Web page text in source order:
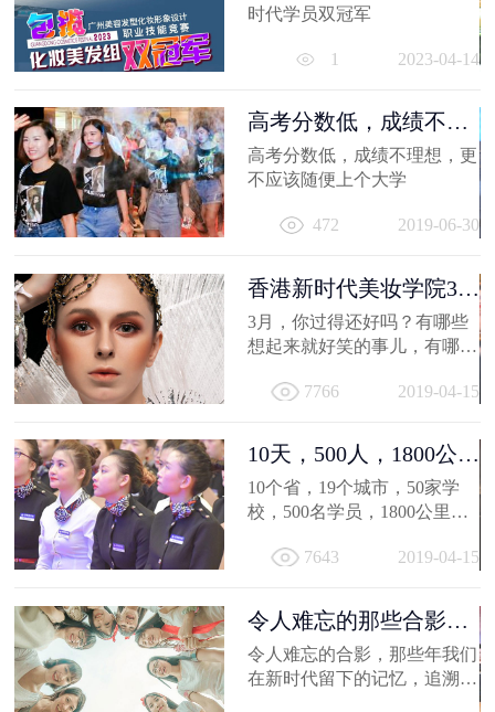
时代学员双冠军
1 2023-04-14
高考分数低，成绩不理
想，更不应...
高考分数低，成绩不理想，更
不应该随便上个大学
472 2019-06-30
香港新时代美妆学院3月
作品选，...
3月，你过得还好吗？有哪些
想起来就好笑的事儿，有哪值
住...
7766 2019-04-15
10天，500人，1800公
里；不负韶...
10个省，19个城市，50家学
校，500名学员，1800公里，
地方... 7643 2019-04-15
令人难忘的那些合影，
新时代学员...
令人难忘的合影，那些年我们
在新时代留下的记忆，追溯时